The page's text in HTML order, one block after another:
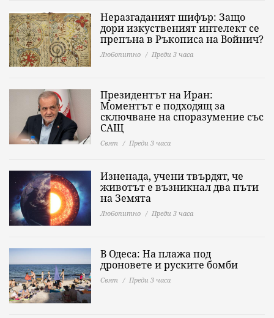
Неразгаданият шифър: Защо
дори изкуственият интелект се
препъна в Ръкописа на Войнич?
Любопитно Преди 3 часа
Президентът на Иран:
Моментът е подходящ за
сключване на споразумение със
САЩ
Свят Преди 3 часа
Изненада, учени твърдят, че
животът е възникнал два пъти
на Земята
Любопитно Преди 3 часа
В Одеса: На плажа под
дроновете и руските бомби
Свят Преди 3 часа